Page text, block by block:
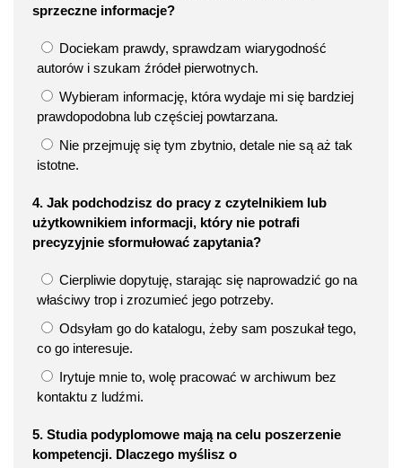
sprzeczne informacje?
Dociekam prawdy, sprawdzam wiarygodność
autorów i szukam źródeł pierwotnych.
Wybieram informację, która wydaje mi się bardziej
prawdopodobna lub częściej powtarzana.
Nie przejmuję się tym zbytnio, detale nie są aż tak
istotne.
4. Jak podchodzisz do pracy z czytelnikiem lub
użytkownikiem informacji, który nie potrafi
precyzyjnie sformułować zapytania?
Cierpliwie dopytuję, starając się naprowadzić go na
właściwy trop i zrozumieć jego potrzeby.
Odsyłam go do katalogu, żeby sam poszukał tego,
co go interesuje.
Irytuje mnie to, wolę pracować w archiwum bez
kontaktu z ludźmi.
5. Studia podyplomowe mają na celu poszerzenie
kompetencji. Dlaczego myślisz o